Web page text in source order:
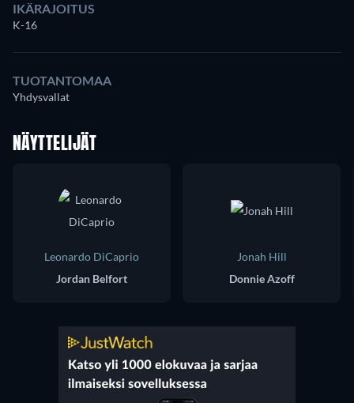
IKÄRAJOITUS
K-16
TUOTANTOMAA
Yhdysvallat
NÄYTTELIJÄT
Leonardo DiCaprio
Jordan Belfort
Jonah Hill
Donnie Azoff